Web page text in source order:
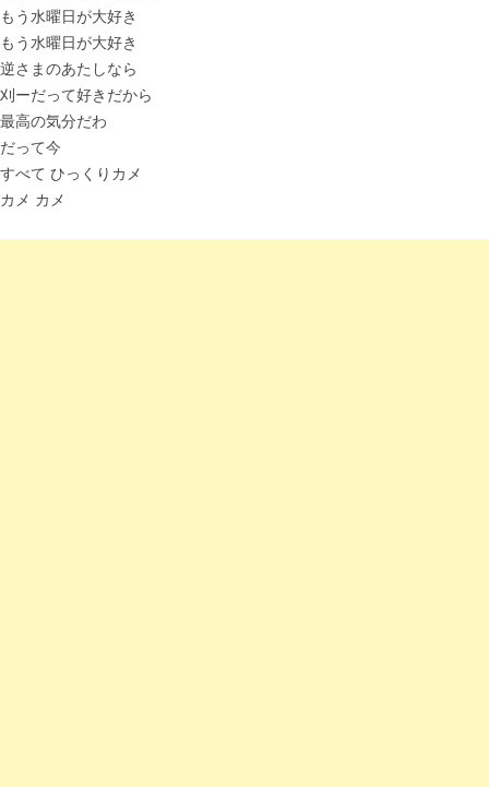
もう水曜日が大好き
もう水曜日が大好き
逆さまのあたしなら
刈ーだって好きだから
最高の気分だわ
だって今
すべて ひっくりカメ
カメ カメ